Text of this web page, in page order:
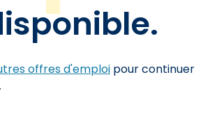
offres d'emploi pour continuer